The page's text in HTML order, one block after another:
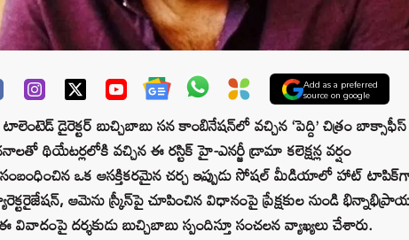
Add as a preferred
source on google
డైరెక్టర్ బుచ్చిబాబు సన కాంబినేషన్‌లో వచ్చిన ‘పెద్ది’ చిత్రం బాక్సాఫీస్
థియేటర్లలోకి వచ్చిన ఈ రస్టిక్ హై-ఎనర్జీ డ్రామా కలెక్షన్ల వర్షం
సంబంధించిన ఒక ఆసక్తికరమైన చర్చ ఇప్పుడు సోషల్ మీడియాలో హాట్
ఆమెను స్క్రీన్‌పై చూపించిన విధానంపై ప్రేక్షకుల నుండి
దర్శకుడు బుచ్చిబాబు స్పందిస్తూ సంచలన వ్యాఖ్యలు చేశారు.